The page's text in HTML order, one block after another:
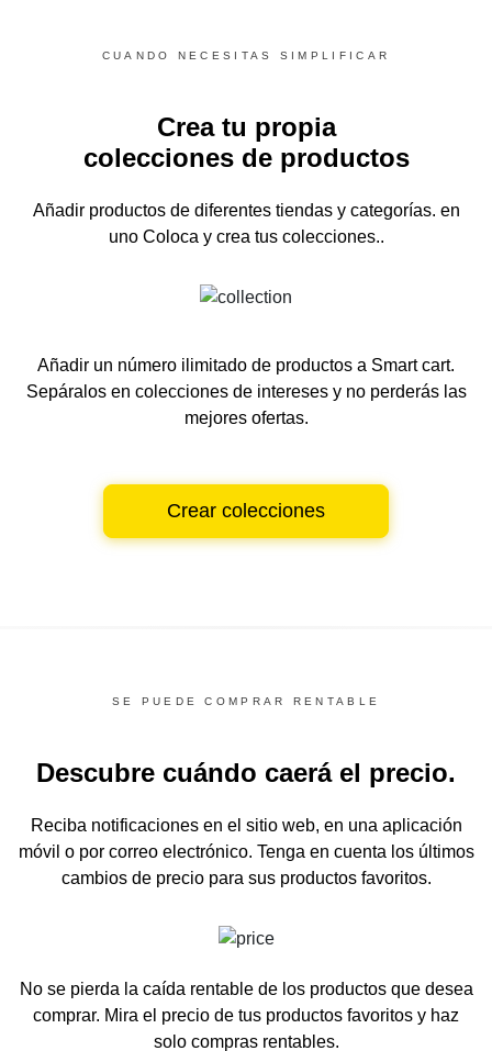
CUANDO NECESITAS SIMPLIFICAR
Crea tu propia
colecciones de productos
Añadir productos de diferentes tiendas y categorías. en
unoColoca y crea tus colecciones..
Añadir un número ilimitado de productos a Smart cart.
Sepáralos en colecciones de intereses y no perderás las
mejores ofertas.
Crear colecciones
SE PUEDE COMPRAR RENTABLE
Descubre cuándo caerá el precio.
Reciba notificaciones en el sitio web, en una aplicación
móvil o por correo electrónico. Tenga en cuenta los últimos
cambios de precio para sus productos favoritos.
No se pierda la caída rentable de los productos que desea
comprar. Mira el precio de tus productos favoritos y haz
solo compras rentables.